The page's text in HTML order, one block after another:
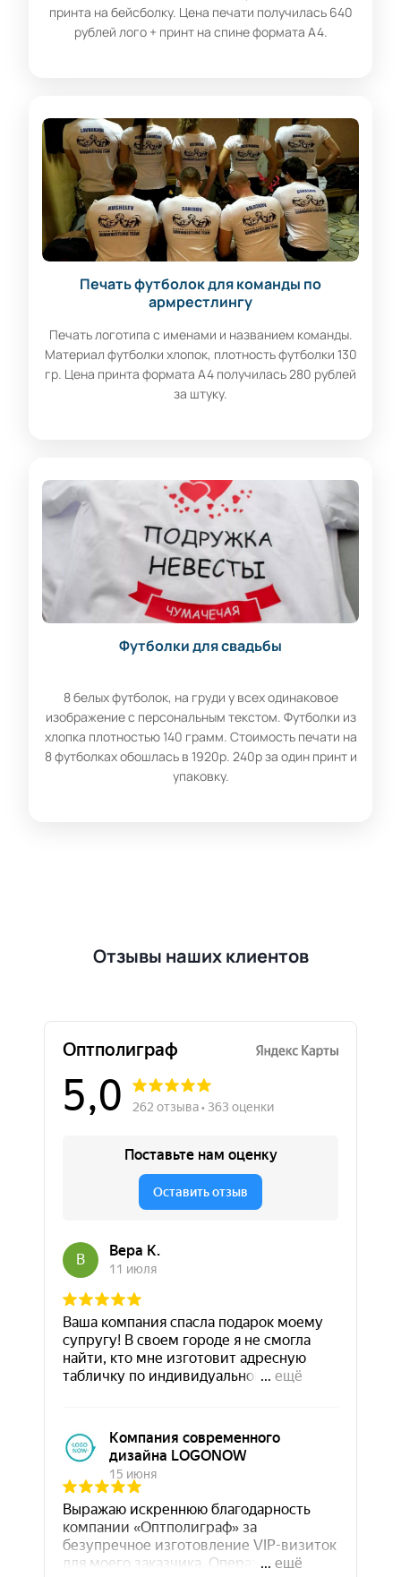
принта на бейсболку. Цена печати получилась 640
рублей лого + принт на спине формата А4.
Печать футболок для команды по
армрестлингу
Печать логотипа с именами и названием команды.
Материал футболки хлопок, плотность футболки 130
гр. Цена принта формата А4 получилась 280 рублей
за штуку.
Футболки для свадьбы
8 белых футболок, на груди у всех одинаковое
изображение с персональным текстом. Футболки из
хлопка плотностью 140 грамм. Стоимость печати на
8 футболках обошлась в 1920р. 240р за один принт и
упаковку.
Отзывы наших клиентов